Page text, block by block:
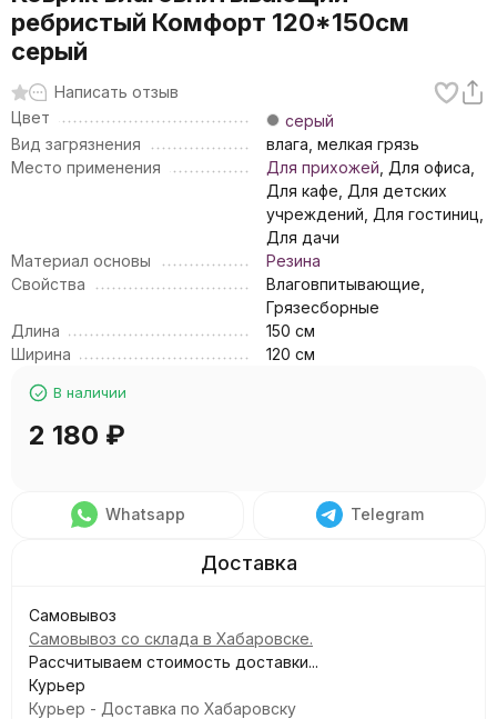
ребристый Комфорт 120*150см
серый
Написать отзыв
Цвет
серый
Вид загрязнения
влага, мелкая грязь
Место применения
Для прихожей , Для офиса,
Для кафе, Для детских
учреждений, Для гостиниц,
Для дачи
Материал основы
Резина
Свойства
Влаговпитывающие,
Грязесборные
Длина
150 см
Ширина
120 см
В наличии
2 180 ₽
Whatsapp Telegram
Самовывоз
Самовывоз со склада в Хабаровске.
Рассчитываем стоимость доставки...
Курьер
Курьер - Доставка по Хабаровску